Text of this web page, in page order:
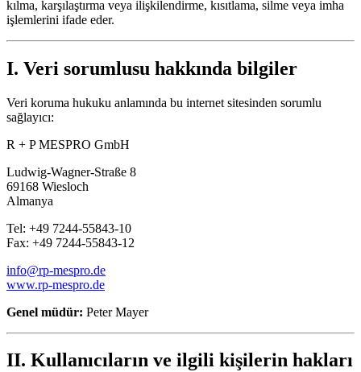
Etkinlikler Şirket Künye
DE Deutsch
Español
kılma, karşılaştırma veya ilişkilendirme, kısıtlama, silme veya imha
işlemlerini ifade eder.
I. Veri sorumlusu hakkında bilgiler
Veri koruma hukuku anlamında bu internet sitesinden sorumlu
sağlayıcı:
R + P MESPRO GmbH
Ludwig-Wagner-Straße 8
69168 Wiesloch
Almanya
Tel: +49 7244-55843-10
Fax: +49 7244-55843-12
info@rp-mespro.de
www.rp-mespro.de
Genel müdür: Peter Mayer
II. Kullanıcıların ve ilgili kişilerin hakları